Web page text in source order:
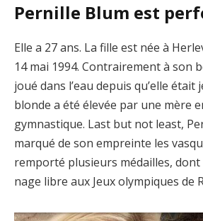
Pernille Blum est
Elle a 27 ans. La fille est née à
14 mai 1994. Contrairement à son
joué dans l’eau depuis qu’elle était
blonde a été élevée par une mère
gymnastique. Last but not least,
marqué de son empreinte les
remporté plusieurs médailles, dont
nage libre aux Jeux olympiques de